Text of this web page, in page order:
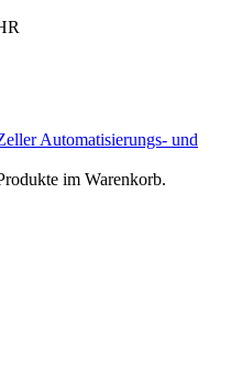
Automatisierungs- und
im Warenkorb.